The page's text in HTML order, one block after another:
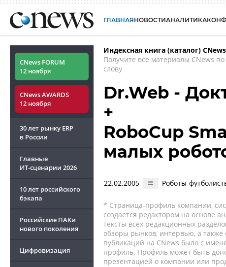
ГЛАВНАЯНОВОСТИАНАЛИТИКА
CNews FORUM
12 ноября
CNews AWARDS
12 ноября
30 лет рынку ERP
в России
Главные
ИТ-сценарии 2026
10 лет российского
бэкапа
Российские ПАКи
нового поколения
Цифровизация
Индексная книга (каталог) CNews
Получите все материалы CNews
слову
Dr.Web -
+
RoboCup
малых
22.02.2005 Роботы-
* Страница-профиль компании,
создается редактором на основе
тексты всех редакционных
обзоры рынков, интервью, а
публикаций на CNews было с
профиль. Профиль может быть
презентацией о компании или